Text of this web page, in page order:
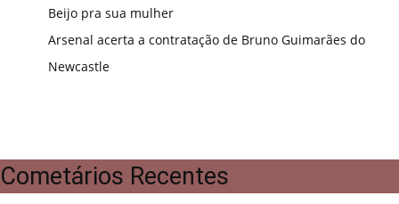
Beijo pra sua mulher
Arsenal acerta a contratação de Bruno Guimarães do
Newcastle
Cometários Recentes